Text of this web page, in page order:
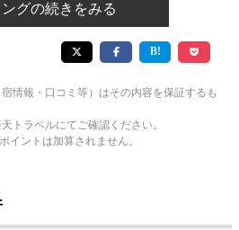
グの続きをみる
情報・口コミ等）はその内容を保証するも
トラベルにてご確認ください。
イントは加算されません。